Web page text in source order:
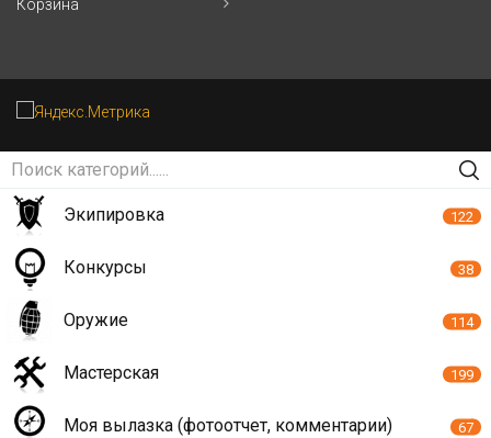
Корзина
Экипировка 122
Конкурсы 38
Оружие 114
Мастерская 199
Моя вылазка (фотоотчет, комментарии) 67